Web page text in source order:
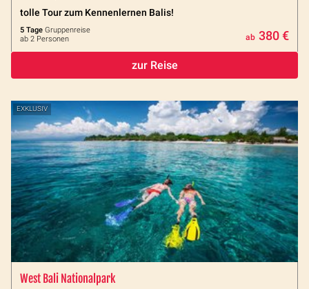
tolle Tour zum Kennenlernen Balis!
5 Tage Gruppenreise
ab 2 Personen
ab 380 €
zur Reise
EXKLUSIV
West Bali Nationalpark